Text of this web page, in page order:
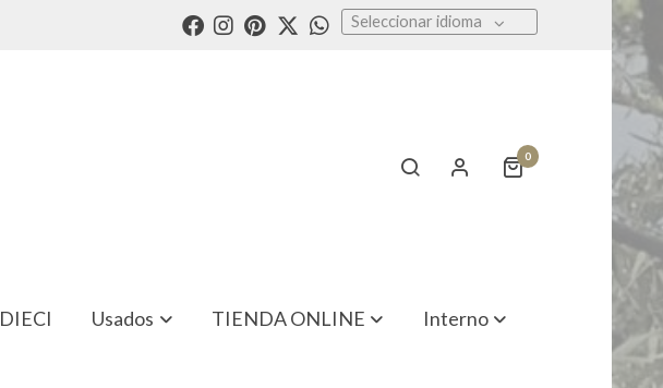
Seleccionar idioma
0
DIECI Usados TIENDA ONLINE Interno